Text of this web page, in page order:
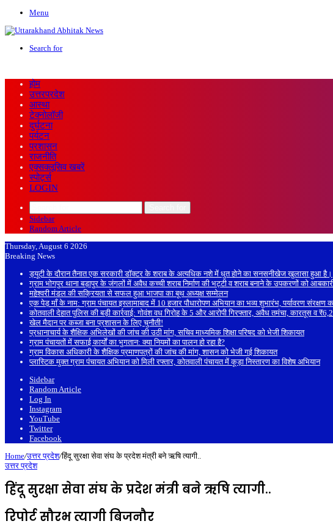
Menu
Search for
होम
उत्तरप्रदेश
आस्था
टेक्नोलॉजी
दुर्घटना
पर्यटन
प्रशासन
राजनीति
एक्सक्लूसिव खबरें
स्पोर्ट्स
LOGIN
Sidebar
Random Article
Thursday, August 6 2026
Breaking News
ड्यूटी के दौरान तैनात एक सरकारी डॉक्टर के शराब के अत्यधिक नशे में धुत होने का सनसनीखेज खुलासा हुआ है।
ग्राम भोगपुर थाना बड़ापुर के जंगलों में अवैध कच्ची शराब निर्माण की भट्टी व शराब बनाने के उपकरणों को
महेश्वरी मंडल की सक्रियता से सफल हुआ भाजपा का बूथ अध्यक्ष सम्मेलन
एक पेड़ माँ के नाम: ग्राम पंचायत इस्लामाबाद में 10 हजार पौधारोपण अभियान का भव्य शुभारंभ, पर्यावरण संरक्षण
कोतवाली देहात पुलिस की बड़ी कार्रवाई: गोवंश वध गिरोह के 5 और आरोपी गिरफ्तार, अवैध तमंचा, कारतूस व
खेल मैदान पर कब्जा बना प्रशासन के लिए चुनौती!
प्रधानाचार्य के शैक्षिक अभिलेखों की जांच की उठी मांग, सचिव माध्यमिक शिक्षा परिषद को भेजी शिकायत
ग्राम पंचायतों में सफाई कार्यों का भुगतान: क्या नियमों का पालन हो रहा है?
ग्राम विकास अधिकारी के शैक्षिक प्रमाणपत्रों की जांच की मांग, शासन को भेजी गई शिकायत
प्लास्टिक मुक्त ग्राम पंचायत अभियान को मिली रफ्तार, कोतवाली पंचायत में कूड़ा निस्तारण का विशेष अभियान
Sidebar
Random Article
Log In
Instagram
YouTube
Twitter
Facebook
Home/उत्तर प्रदेश/हिंदू सुरक्षा सेवा संघ के प्रदेश मंत्री बने ऋषि त्यागी..
उत्तर प्रदेश
हिंदू सुरक्षा सेवा संघ के प्रदेश मंत्री बने ऋषि त्यागी..
रिपोर्ट सौरभ त्यागी बिजनौर